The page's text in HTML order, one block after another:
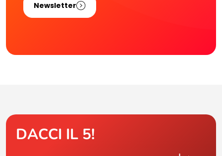
Newsletter
DACCI IL 5!